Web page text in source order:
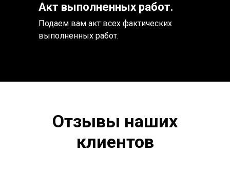
Акт выполненных работ.
Подаем вам акт всех фактических
выполненных работ.
Отзывы наших
клиентов